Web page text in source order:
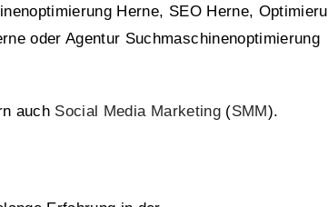
Herne, SEO Herne,
oder Agentur Suchmaschinenoptimierung
auch Social Media Marketing(SMM).